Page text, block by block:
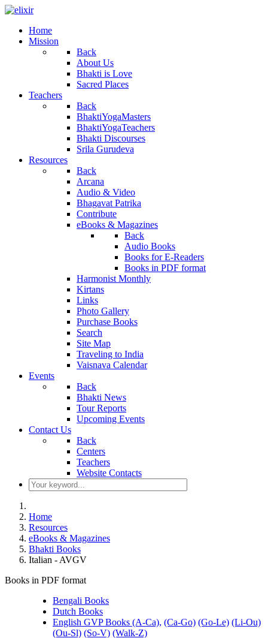
Home
Mission
Back
About Us
Bhakti is Love
Sacred Places
Teachers
Back
BhaktiYogaMasters
BhaktiYogaTeachers
Bhakti Discourses
Srila Gurudeva
Resources
Back
Arcana
Audio & Video
Bhagavat Patrika
Contribute
eBooks & Magazines
Back
Audio Books
Books for E-Readers
Books in PDF format
Harmonist Monthly
Kirtans
Links
Photo Gallery
Purchase Books
Search
Site Map
Traveling to India
Vaisnava Calendar
Events
Back
Bhakti News
Tour Reports
Upcoming Events
Contact Us
Back
Centers
Teachers
Website Contacts
Home
Resources
eBooks & Magazines
Bhakti Books
Italian - AVGV
Books in PDF format
Bengali Books
Dutch Books
English GVP Books (A-Ca), (Ca-Go) (Go-Le) (Li-Ou)
(Ou-Sl) (So-V) (Walk-Z)